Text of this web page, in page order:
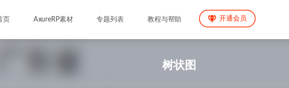
页 AxureRP素材 专题列表 教程与帮助 开通会员
树状图